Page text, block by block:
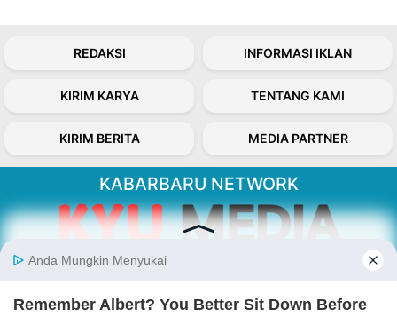
REDAKSI INFORMASI IKLAN
KIRIM KARYA TENTANG KAMI
KIRIM BERITA MEDIA PARTNER
KABARBARU NETWORK